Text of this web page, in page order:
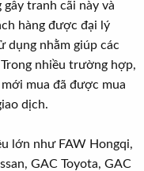
tranh cãi này và
hàng được đại lý
dụng nhằm giúp các
nhiều trường hợp,
mua đã được mua
dịch.
lớn như FAW Hongqi,
GAC Toyota, GAC